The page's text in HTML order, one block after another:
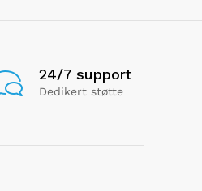
24/7 support
Dedikert støtte